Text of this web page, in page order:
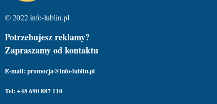
© 2022 info-lublin.pl
Potrzebujesz reklamy?
Zapraszamy od kontaktu
E-mail: promocja@info-lublin.pl
Tel: +48 690 887 110